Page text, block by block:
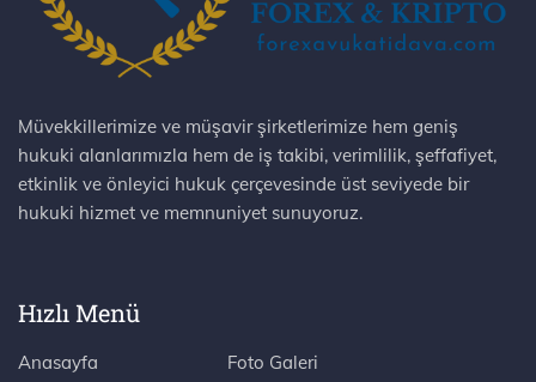
Müvekkillerimize ve müşavir şirketlerimize hem geniş
hukuki alanlarımızla hem de iş takibi, verimlilik, şeffafiyet,
etkinlik ve önleyici hukuk çerçevesinde üst seviyede bir
hukuki hizmet ve memnuniyet sunuyoruz.
Hızlı Menü
Anasayfa
Foto Galeri